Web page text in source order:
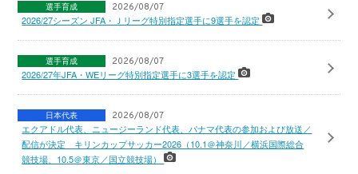
選手育成 2026/08/07
2026/27シーズン JFA・Ｊリーグ特別指定選手に9選手を認定
選手育成 2026/08/07
2026/27年JFA・WEリーグ特別指定選手に3選手を認定
日本代表 2026/08/07
エクアドル代表、ニュージーランド代表、パナマ代表の参加および放送／
配信が決定 キリンカップサッカー2026（10.1＠神奈川／横浜国際総合
競技場、10.5＠東京／国立競技場）